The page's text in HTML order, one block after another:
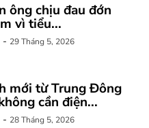
ông chịu đau đớn
vì tiểu...
- 29 Tháng 5, 2026
mới từ Trung Đông
cần điện...
- 28 Tháng 5, 2026